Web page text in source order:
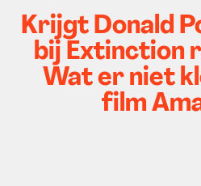
Krijgt Donald
bij Extinction
Wat er niet
film